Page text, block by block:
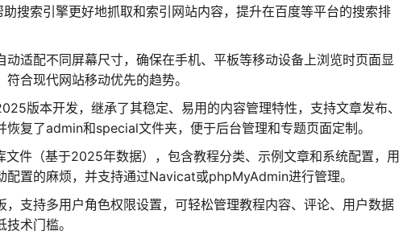
搜索引擎更好地抓取和索引网站内容，提升在百度等平台的搜索排
动适配不同屏幕尺寸，确保在手机、平板等移动设备上浏览时页面显
合现代网站移动优先的趋势。
版本开发，继承了其稳定、易用的内容管理特性，支持文章发布、
复了admin和special文件夹，便于后台管理和专题页面定制。
文件（基于2025年数据），包含教程分类、示例文章和系统配置，用
置的麻烦，并支持通过Navicat或phpMyAdmin进行管理。
，支持多用户角色权限设置，可轻松管理教程内容、评论、用户数据
术门槛。